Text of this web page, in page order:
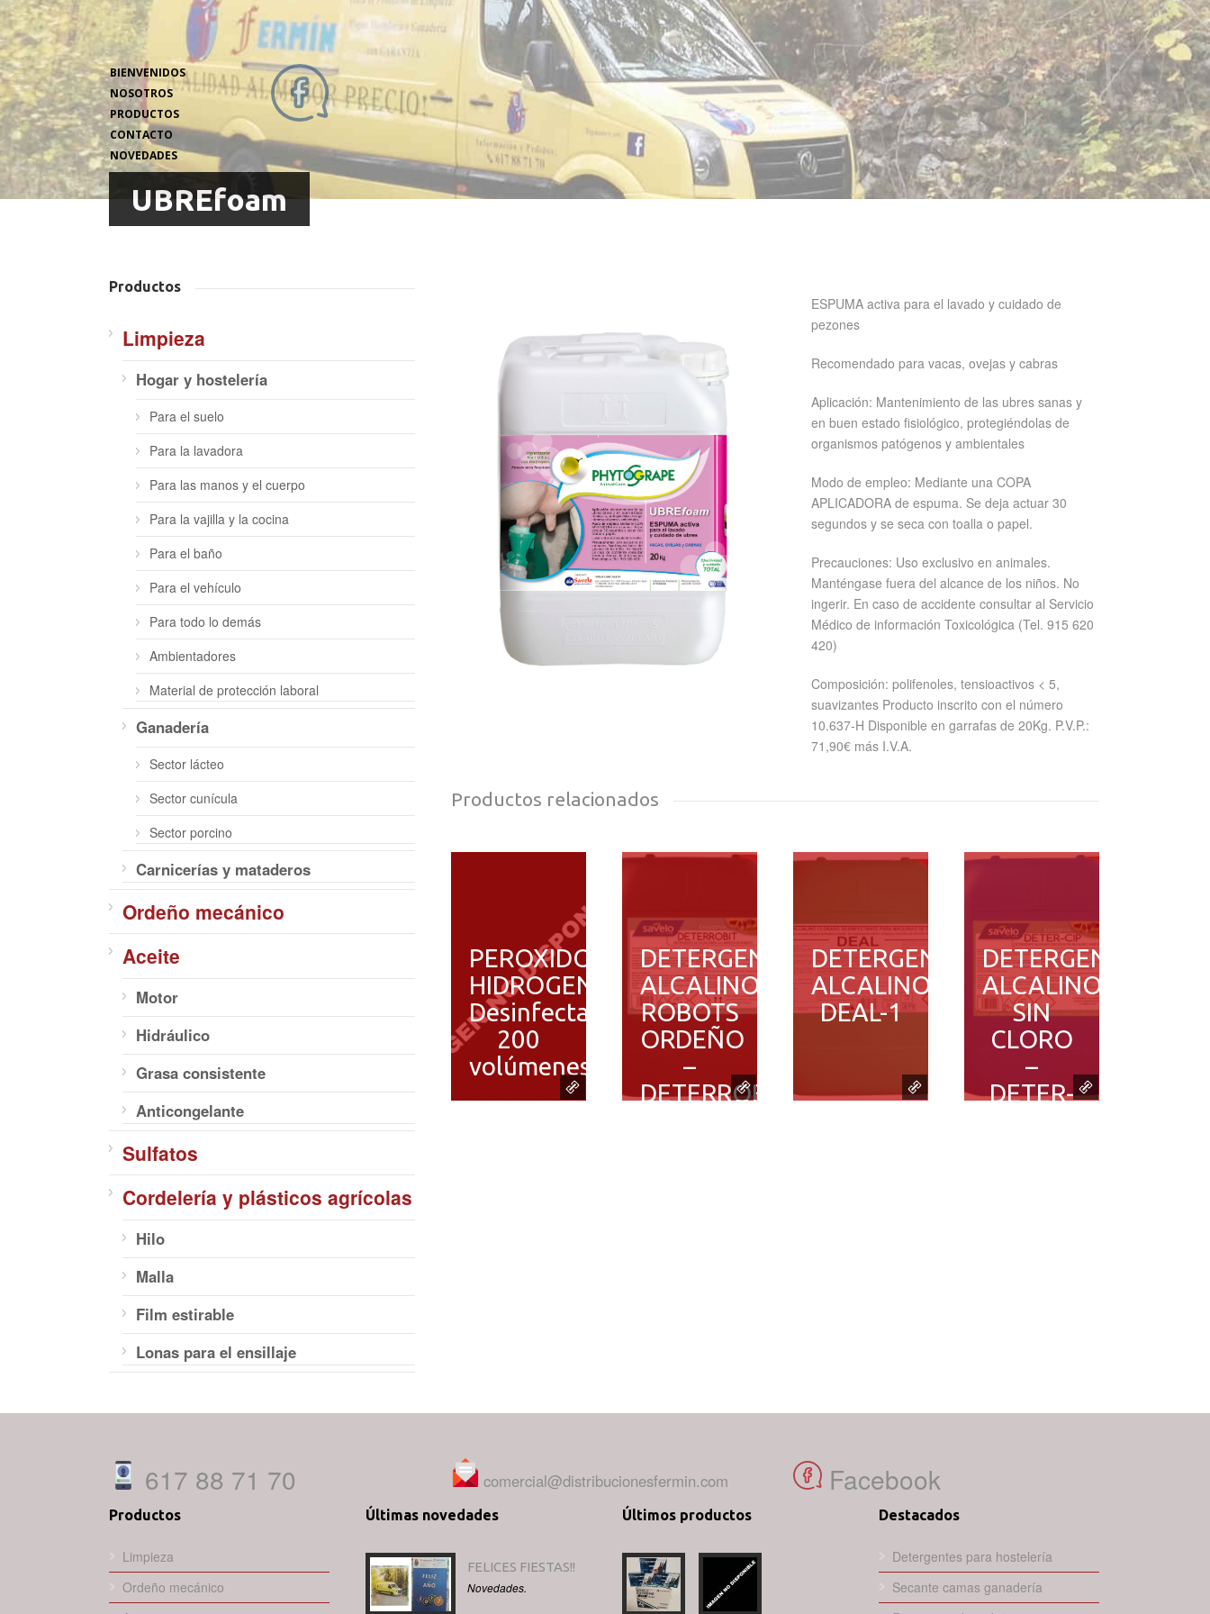
BIENVENIDOS
NOSOTROS
PRODUCTOS
CONTACTO
NOVEDADES
UBREfoam
ESPUMA activa para el lavado y cuidado de
pezones
Recomendado para vacas, ovejas y cabras
Aplicación: Mantenimiento de las ubres sanas y
en buen estado fisiológico, protegiéndolas de
organismos patógenos y ambientales
Modo de empleo: Mediante una COPA
APLICADORA de espuma. Se deja actuar 30
segundos y se seca con toalla o papel.
Precauciones: Uso exclusivo en animales.
Manténgase fuera del alcance de los niños. No
ingerir. En caso de accidente consultar al Servicio
Médico de información Toxicológica (Tel. 915 620
420)
Composición: polifenoles, tensioactivos < 5,
suavizantes Producto inscrito con el número
10.637-H Disponible en garrafas de 20Kg. P.V.P.:
71,90€ más I.V.A.
Productos relacionados
PEROXIDO
HIDROGENO
Desinfectante
200
volúmenes
DETERGENTE
ALCALINO
ROBOTS
ORDEÑO
–
DETERROBIT
DETERGENTE
ALCALINO
DEAL-1
DETERGENTE
ALCALINO
SIN
CLORO
–
DETER-
Productos
Limpieza
Hogar y hostelería
Para el suelo
Para la lavadora
Para las manos y el cuerpo
Para la vajilla y la cocina
Para el baño
Para el vehículo
Para todo lo demás
Ambientadores
Material de protección laboral
Ganadería
Sector lácteo
Sector cunícula
Sector porcino
Carnicerías y mataderos
Ordeño mecánico
Aceite
Motor
Hidráulico
Grasa consistente
Anticongelante
Sulfatos
Cordelería y plásticos agrícolas
Hilo
Malla
Film estirable
Lonas para el ensillaje
617 88 71 70 comercial@distribucionesfermin.com Facebook
Productos
Limpieza
Ordeño mecánico
Últimas novedades
FELICES FIESTAS!!
Novedades.
Últimos productos Destacados
Detergentes para hostelería
Secante camas ganadería